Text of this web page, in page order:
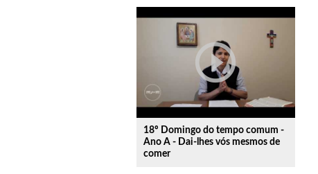
play_circle_outline
18º Domingo do tempo comum -
Ano A - Dai-lhes vós mesmos de
comer